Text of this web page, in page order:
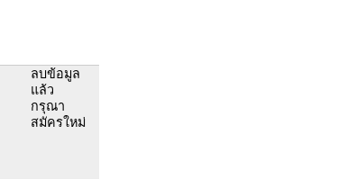
ลบข้อมูล
แล้ว
กรุณา
สมัครใหม่